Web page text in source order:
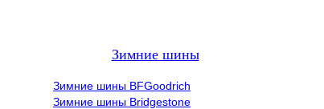
Зимние шины
Зимние шины BFGoodrich
Зимние шины Bridgestone